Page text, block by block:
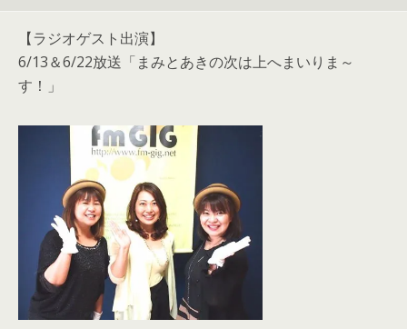
【ラジオゲスト出演】
6/13＆6/22放送「まみとあきの次は上へまいりま～
す！」